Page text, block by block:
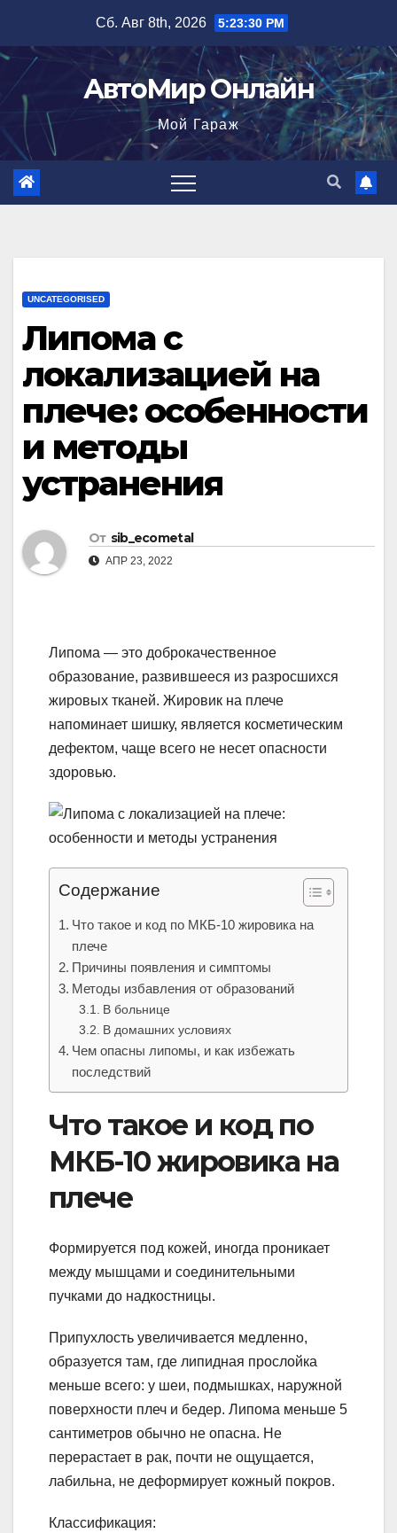
содержимому
Сб. Авг 8th, 2026 5:23:32 PM
АвтоМир Онлайн
Мой Гараж
UNCATEGORISED
Липома с
локализацией на
плече: особенности
и методы
устранения
От sib_ecometal
АПР 23, 2022
Липома — это доброкачественное
образование, развившееся из разросшихся
жировых тканей. Жировик на плече
напоминает шишку, является косметическим
дефектом, чаще всего не несет опасности
здоровью.
Содержание
Что такое и код по МКБ-10 жировика на
плече
Причины появления и симптомы
Методы избавления от образований
В больнице
В домашних условиях
Чем опасны липомы, и как избежать
последствий
Что такое и код по
МКБ-10 жировика на
плече
Формируется под кожей, иногда проникает
между мышцами и соединительными
пучками до надкостницы.
Припухлость увеличивается медленно,
образуется там, где липидная прослойка
меньше всего: у шеи, подмышках, наружной
поверхности плеч и бедер. Липома меньше 5
сантиметров обычно не опасна. Не
перерастает в рак, почти не ощущается,
лабильна, не деформирует кожный покров.
Классификация: